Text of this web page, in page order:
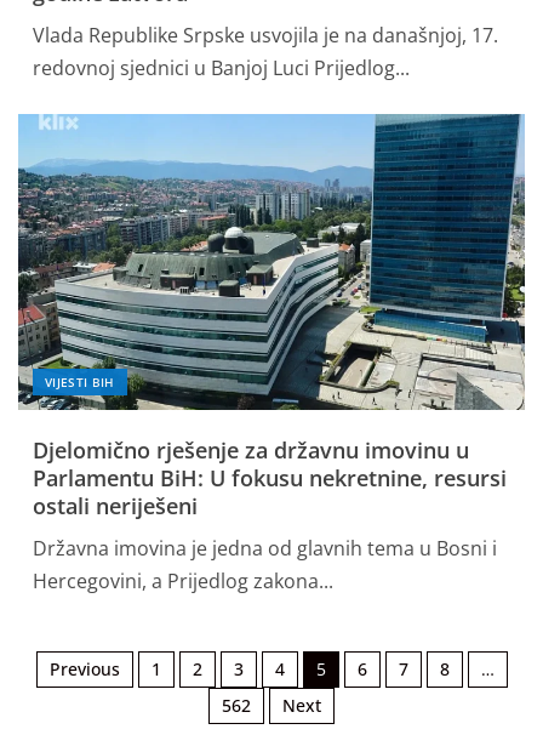
Vlada Republike Srpske usvojila je na današnjoj, 17.
redovnoj sjednici u Banjoj Luci Prijedlog...
VIJESTI BIH
Djelomično rješenje za državnu imovinu u
Parlamentu BiH: U fokusu nekretnine, resursi
ostali neriješeni
Državna imovina je jedna od glavnih tema u Bosni i
Hercegovini, a Prijedlog zakona...
Previous 1 2 3 4 5 6 7 8
…
562
Next